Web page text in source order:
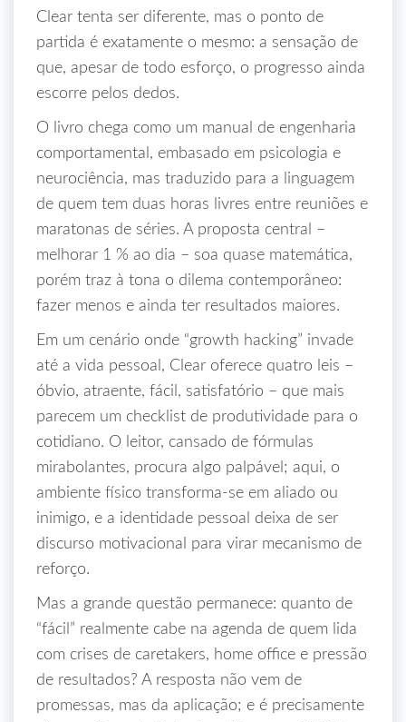
Clear tenta ser diferente, mas o ponto de
partida é exatamente o mesmo: a sensação de
que, apesar de todo esforço, o progresso ainda
escorre pelos dedos.
O livro chega como um manual de engenharia
comportamental, embasado em psicologia e
neurociência, mas traduzido para a linguagem
de quem tem duas horas livres entre reuniões e
maratonas de séries. A proposta central –
melhorar 1 % ao dia – soa quase matemática,
porém traz à tona o dilema contemporâneo:
fazer menos e ainda ter resultados maiores.
Em um cenário onde “growth hacking” invade
até a vida pessoal, Clear oferece quatro leis –
óbvio, atraente, fácil, satisfatório – que mais
parecem um checklist de produtividade para o
cotidiano. O leitor, cansado de fórmulas
mirabolantes, procura algo palpável; aqui, o
ambiente físico transforma‑se em aliado ou
inimigo, e a identidade pessoal deixa de ser
discurso motivacional para virar mecanismo de
reforço.
Mas a grande questão permanece: quanto de
“fácil” realmente cabe na agenda de quem lida
com crises de caretakers, home office e pressão
de resultados? A resposta não vem de
promessas, mas da aplicação; e é precisamente